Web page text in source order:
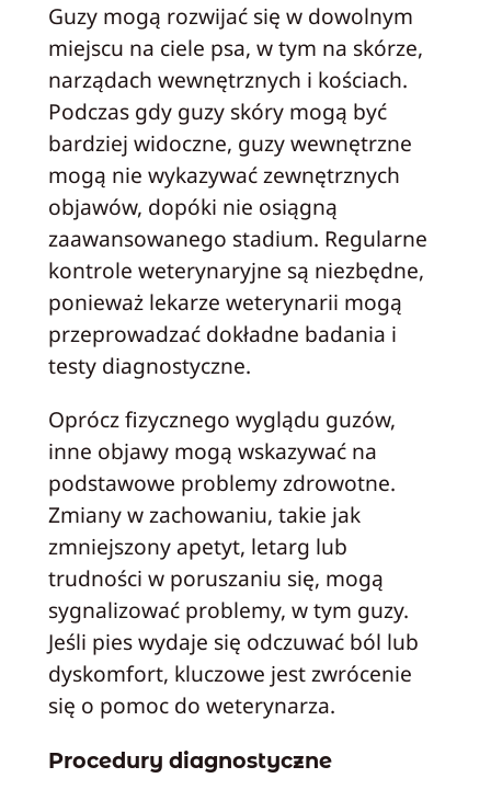
Guzy mogą rozwijać się w dowolnym
miejscu na ciele psa, w tym na skórze,
narządach wewnętrznych i kościach.
Podczas gdy guzy skóry mogą być
bardziej widoczne, guzy wewnętrzne
mogą nie wykazywać zewnętrznych
objawów, dopóki nie osiągną
zaawansowanego stadium. Regularne
kontrole weterynaryjne są niezbędne,
ponieważ lekarze weterynarii mogą
przeprowadzać dokładne badania i
testy diagnostyczne.
Oprócz fizycznego wyglądu guzów,
inne objawy mogą wskazywać na
podstawowe problemy zdrowotne.
Zmiany w zachowaniu, takie jak
zmniejszony apetyt, letarg lub
trudności w poruszaniu się, mogą
sygnalizować problemy, w tym guzy.
Jeśli pies wydaje się odczuwać ból lub
dyskomfort, kluczowe jest zwrócenie
się o pomoc do weterynarza.
Procedury diagnostyczne